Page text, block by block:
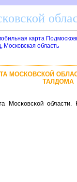
карта
Московская область
МОСКОВСКОЙ
ТАЛДОМА
Московской